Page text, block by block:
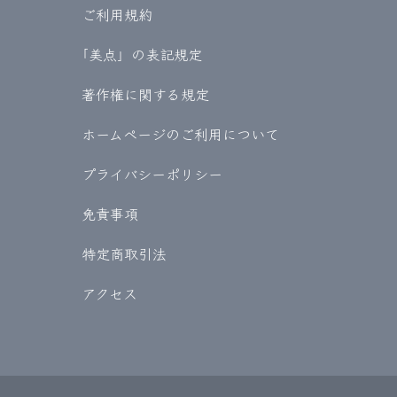
ご利用規約
｢美点」の表記規定
著作権に関する規定
ホームページのご利用について
プライバシーポリシー
免責事項
特定商取引法
アクセス